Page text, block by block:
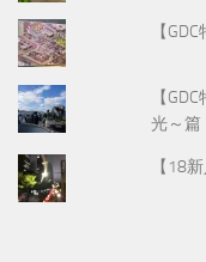
【
【
光～篇
【18